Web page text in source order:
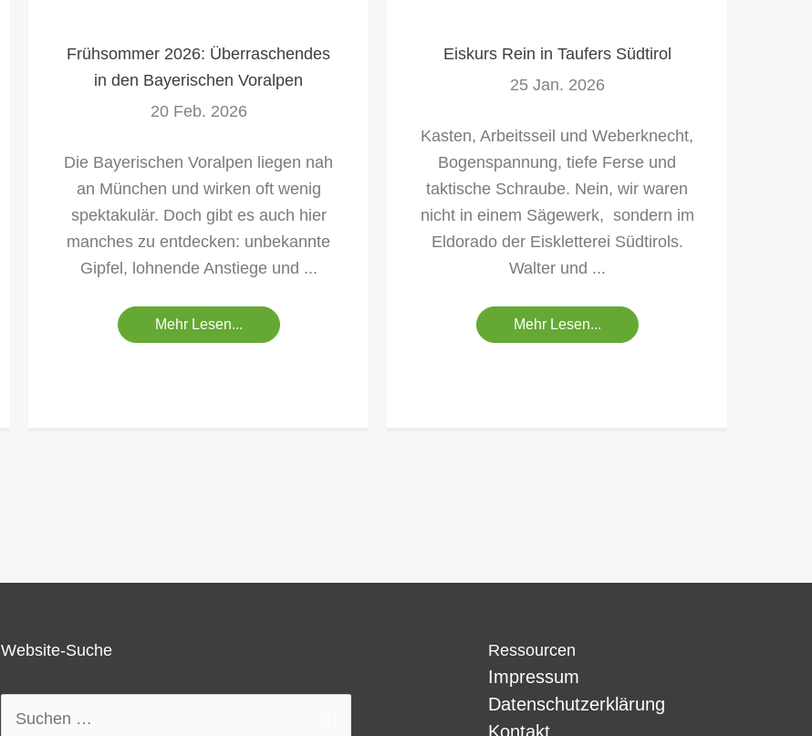
Frühsommer 2026: Überraschendes
in den Bayerischen Voralpen
20 Feb. 2026
Die Bayerischen Voralpen liegen nah
an München und wirken oft wenig
spektakulär. Doch gibt es auch hier
manches zu entdecken: unbekannte
Gipfel, lohnende Anstiege und ...
Mehr Lesen...
Eiskurs Rein in Taufers Südtirol
25 Jan. 2026
Kasten, Arbeitsseil und Weberknecht,
Bogenspannung, tiefe Ferse und
taktische Schraube. Nein, wir waren
nicht in einem Sägewerk, sondern im
Eldorado der Eiskletterei Südtirols.
Walter und ...
Mehr Lesen...
Website-Suche Ressourcen
Impressum
Datenschutzerklärung
Kontakt